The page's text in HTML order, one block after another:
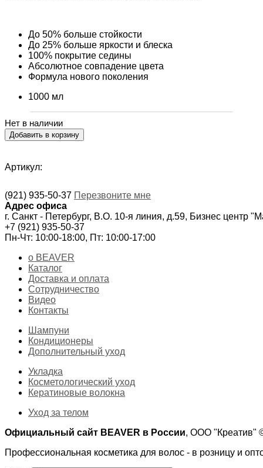
До 50% больше стойкости
До 25% больше яркости и блеска
100% покрытие седины
Абсолютное совпадение цвета
Формула нового поколения
1000 мл
Нет в наличии
Артикул:
(921) 935-50-37 Перезвоните мне
Адрес офиса
г. Санкт - Петербург, В.О. 10-я линия, д.59, Бизнес центр
+7 (921) 935-50-37
Пн-Чт: 10:00-18:00, Пт: 10:00-17:00
о BEAVER
Каталог
Доставка и оплата
Сотрудничество
Видео
Контакты
Шампуни
Кондиционеры
Дополнительный уход
Укладка
Косметологический уход
Кератиновые волокна
Уход за телом
Официальный сайт BEAVER в России, ООО "Креатив"
Профессиональная косметика для волос - в розницу и